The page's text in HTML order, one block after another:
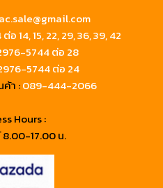
ต่อ 14, 15, 22, 29, 36, 39, 42
5744 ต่อ 28
5744 ต่อ 24
า :089-444-2066
Hours :
17.00 น.